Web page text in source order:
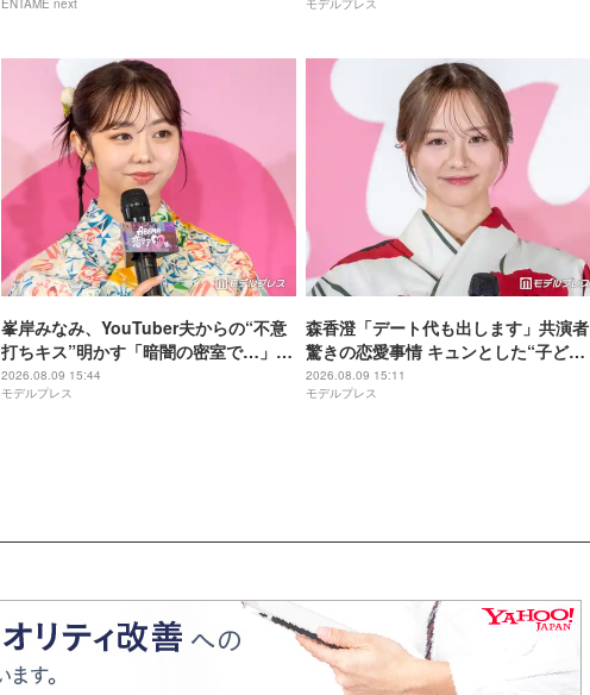
ENTAME next
い」
モデルプレス
峯岸みなみ、YouTuber夫からの“不意
打ちキス”明かす「暗闇の密室で…」
「久しぶりに夫にドキッと」
2026.08.09 15:44
モデルプレス
森香澄「デート代も出します」共演者
驚きの恋愛事情 キュンとした“子ども
扱い”エピソードも告白「ドキッとしま
すよね」
2026.08.09 15:11
モデルプレス